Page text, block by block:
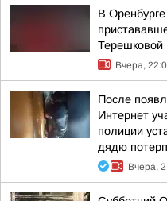
В
Терешковой
Вчера,
После
Интернет
полиции
дядю
Вчера,